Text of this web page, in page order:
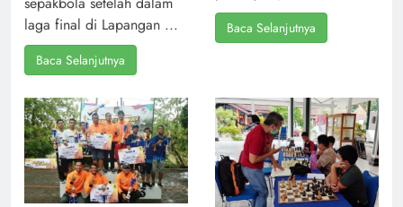
laga final di Lapangan ...
Baca Selanjutnya
Baca Selanjutnya